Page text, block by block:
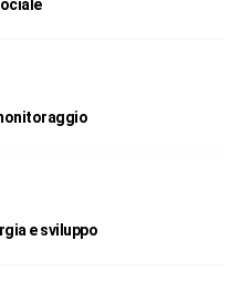
e sviluppo